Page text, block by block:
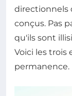
directionnels
conçus. Pas
qu'ils sont
Voici les trois
permanence.